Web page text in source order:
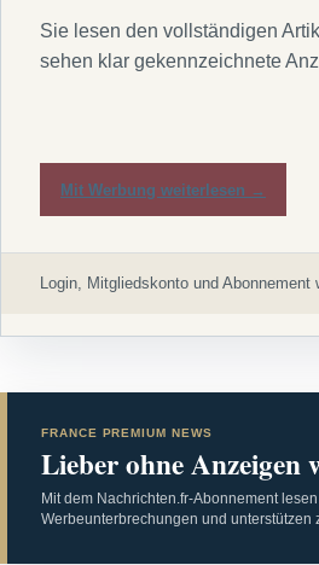
Sie lesen den vollständigen
sehen klar gekennzeichnete
Mit Werbung weiterlesen →
Login, Mitgliedskonto und
FRANCE PREMIUM NEWS
Lieber ohne Anzeigen
Mit dem Nachrichten.fr-Abonnement
Werbeunterbrechungen und unterstützen